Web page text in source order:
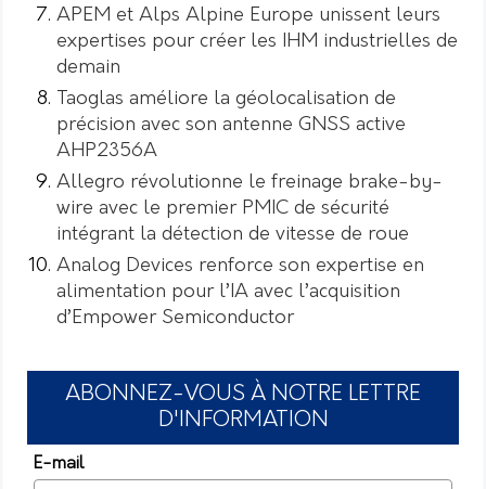
APEM et Alps Alpine Europe unissent leurs
expertises pour créer les IHM industrielles de
demain
Taoglas améliore la géolocalisation de
précision avec son antenne GNSS active
AHP2356A
Allegro révolutionne le freinage brake-by-
wire avec le premier PMIC de sécurité
intégrant la détection de vitesse de roue
Analog Devices renforce son expertise en
alimentation pour l’IA avec l’acquisition
d’Empower Semiconductor
ABONNEZ-VOUS À NOTRE LETTRE
D'INFORMATION
E-mail